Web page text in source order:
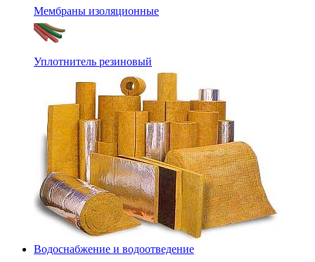
Мембраны изоляционные
Уплотнитель резиновый
Водоснабжение и водоотведение